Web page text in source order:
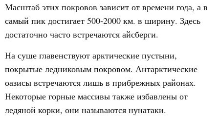
Масштаб этих покровов зависит от времени года, а в
самый пик достигает 500-2000 км. в ширину. Здесь
достаточно часто встречаются айсберги.
На суше главенствуют арктические пустыни,
покрытые ледниковым покровом. Антарктические
оазисы встречаются лишь в прибрежных районах.
Некоторые горные массивы также избавлены от
ледяной корки, они называются нунатаки.